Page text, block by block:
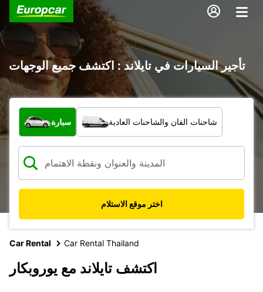
تأجير السيارات في تايلاند : اكتشف جميع الوجهات
ما نوع المركبة؟
سيارة شاحنات الفان والشاحنات العادية
اختر موقع الاستلام
Car Rental Car Rental Thailand
اكتشف تايلاند مع يوروبكار